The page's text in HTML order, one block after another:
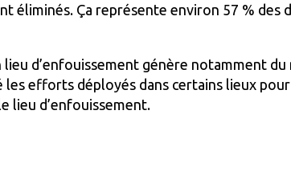
éliminés. Ça représente environ 57 % des
d’enfouissement génère notamment du
efforts déployés dans certains lieux pour
lieu d’enfouissement.